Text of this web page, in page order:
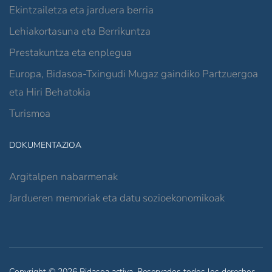
Ekintzailetza eta jarduera berria
Lehiakortasuna eta Berrikuntza
Prestakuntza eta enplegua
Europa, Bidasoa-Txingudi Mugaz gaindiko Partzuergoa
eta Hiri Behatokia
Turismoa
DOKUMENTAZIOA
Argitalpen nabarmenak
Jardueren memoriak eta datu sozioekonomikoak